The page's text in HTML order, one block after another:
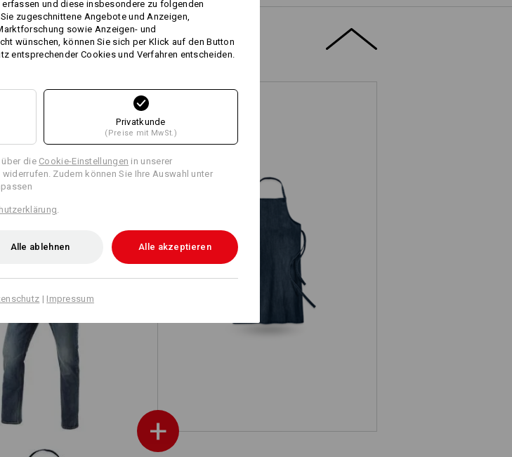
Selbst gestalten Logoservice
e.s. Latzschürze denim lang
+
Stretch-Jeans, slim
Stretch-Jeans mit
Zollstocktasche
und diese insbesondere zu folgenden
zugeschnittene Angebote und Anzeigen,
sowie Anzeigen- und
wünschen, können Sie sich per Klick auf den Button
entsprechender Cookies und Verfahren entscheiden.
Privatkunde
(Preise mit MwSt.)
über die Cookie-Einstellungen in unserer
Zudem können Sie Ihre Auswahl unter
Alle ablehnen Alle akzeptieren
| Impressum